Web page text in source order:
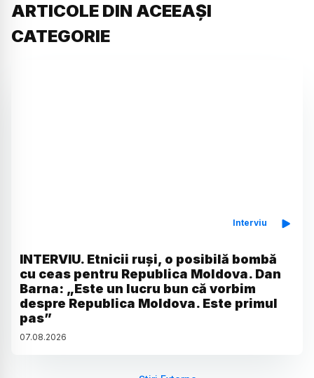
ARTICOLE DIN ACEEAȘI
CATEGORIE
Interviu
INTERVIU. Etnicii ruși, o posibilă bombă
cu ceas pentru Republica Moldova. Dan
Barna: „Este un lucru bun că vorbim
despre Republica Moldova. Este primul
pas”
07.08.2026